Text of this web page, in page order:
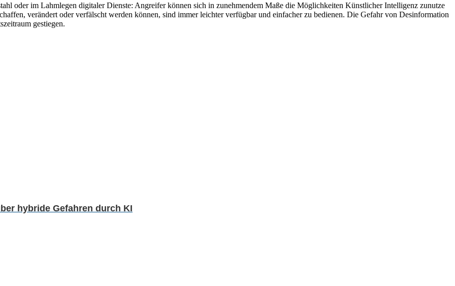
oder im Lahmlegen digitaler Dienste: Angreifer können sich in zunehmendem Maße die Möglichkeiten Künstlicher Intelligenz zunutze
verändert oder verfälscht werden können, sind immer leichter verfügbar und einfacher zu bedienen. Die Gefahr von Desinformation
gestiegen.
hybride Gefahren durch KI